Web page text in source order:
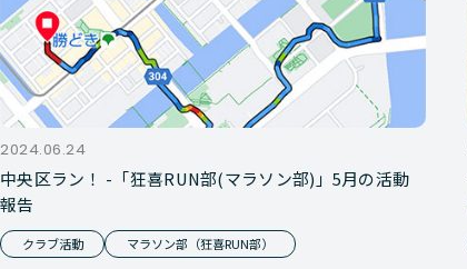
2024.06.24
中央区ラン！ -「狂喜RUN部(マラソン部)」5月の活動
報告
クラブ活動 マラソン部（狂喜RUN部）